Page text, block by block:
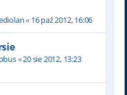
« 16 paź 2012, 16:06
«20 sie 2012, 13:23